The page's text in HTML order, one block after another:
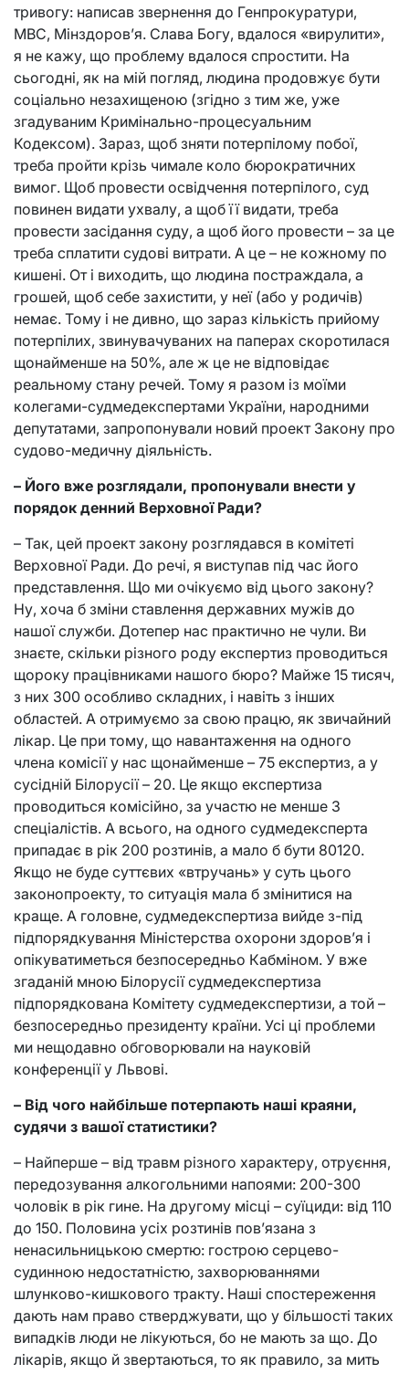
тривогу: написав звернення до Генпрокуратури,
МВС, Мінздоров’я. Слава Богу, вдалося «вирулити»,
я не кажу, що проблему вдалося спростити. На
сьогодні, як на мій погляд, людина продовжує бути
соціально незахищеною (згідно з тим же, уже
згадуваним Кримінально-процесуальним
Кодексом). Зараз, щоб зняти потерпілому побої,
треба пройти крізь чимале коло бюрократичних
вимог. Щоб провести освідчення потерпілого, суд
повинен видати ухвалу, а щоб її видати, треба
провести засідання суду, а щоб його провести – за це
треба сплатити судові витрати. А це – не кожному по
кишені. От і виходить, що людина постраждала, а
грошей, щоб себе захистити, у неї (або у родичів)
немає. Тому і не дивно, що зараз кількість прийому
потерпілих, звинувачуваних на паперах скоротилася
щонайменше на 50%, але ж це не відповідає
реальному стану речей. Тому я разом із моїми
колегами-судмедекспертами України, народними
депутатами, запропонували новий проект Закону про
судово-медичну діяльність.
– Його вже розглядали, пропонували внести у
порядок денний Верховної Ради?
– Так, цей проект закону розглядався в комітеті
Верховної Ради. До речі, я виступав під час його
представлення. Що ми очікуємо від цього закону?
Ну, хоча б зміни ставлення державних мужів до
нашої служби. Дотепер нас практично не чули. Ви
знаєте, скільки різного роду експертиз проводиться
щороку працівниками нашого бюро? Майже 15 тисяч,
з них 300 особливо складних, і навіть з інших
областей. А отримуємо за свою працю, як звичайний
лікар. Це при тому, що навантаження на одного
члена комісії у нас щонайменше – 75 експертиз, а у
сусідній Білорусії – 20. Це якщо експертиза
проводиться комісійно, за участю не менше 3
спеціалістів. А всього, на одного судмедексперта
припадає в рік 200 розтинів, а мало б бути 80120.
Якщо не буде суттєвих «втручань» у суть цього
законопроекту, то ситуація мала б змінитися на
краще. А головне, судмедекспертиза вийде з-під
підпорядкування Міністерства охорони здоров’я і
опікуватиметься безпосередньо Кабміном. У вже
згаданій мною Білорусії судмедекспертиза
підпорядкована Комітету судмедекспертизи, а той –
безпосередньо президенту країни. Усі ці проблеми
ми нещодавно обговорювали на науковій
конференції у Львові.
– Від чого найбільше потерпають наші краяни,
судячи з вашої статистики?
– Найперше – від травм різного характеру, отруєння,
передозування алкогольними напоями: 200-300
чоловік в рік гине. На другому місці – суїциди: від 110
до 150. Половина усіх розтинів пов’язана з
ненасильницькою смертю: гострою серцево-
судинною недостатністю, захворюваннями
шлунково-кишкового тракту. Наші спостереження
дають нам право стверджувати, що у більшості таких
випадків люди не лікуються, бо не мають за що. До
лікарів, якщо й звертаються, то як правило, за мить